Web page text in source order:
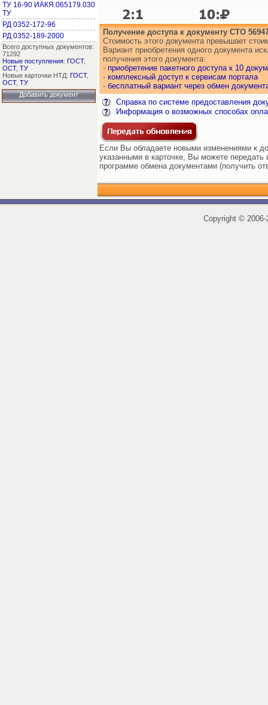
ТУ 16-90 ИАКЯ.065179.030
ТУ
РД 0352-172-96
РД 0352-189-2000
Всего доступных документов:
71292
Новые поступления: ГОСТ,
ОСТ, ТУ
Новые карточки НТД: ГОСТ,
ОСТ, ТУ
Добавить документ
Получение доступа к документу СТО
Стоимость этого документа превышает
Вариант приобретения одного документа
получения этого документа:
- приобретение пакетного доступа к 10
- комплексный доступ к сервисам портала
- бесплатный вариант через обмен
Справка по системе предоставления
Информация о возможных способах
Если Вы обладаете новыми изменениями к
указанными в карточке, Вы можете передать
программе обмена документами (получить
Copyright ©